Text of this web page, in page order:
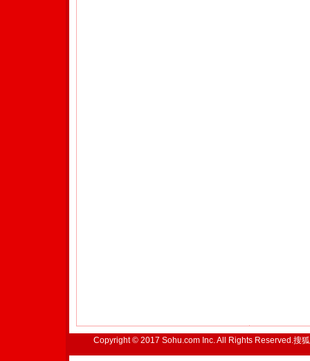
Copyright © 2017 Sohu.com Inc. All Rights Reserved.搜